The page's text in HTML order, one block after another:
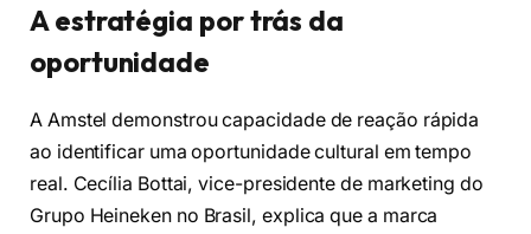
A estratégia por trás da
oportunidade
A Amstel demonstrou capacidade de reação rápida
ao identificar uma oportunidade cultural em tempo
real. Cecília Bottai, vice-presidente de marketing do
Grupo Heineken no Brasil, explica que a marca